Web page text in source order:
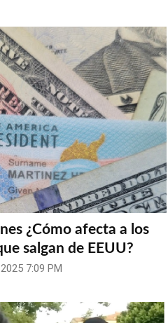
¿Cómo afecta a los
salgan de EEUU?
7:09 PM